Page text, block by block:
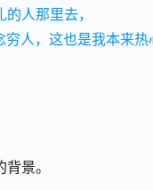
人那里去，
人，这也是我本来热
景。